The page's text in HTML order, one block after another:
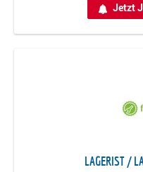
Jetzt
LAGERIST /